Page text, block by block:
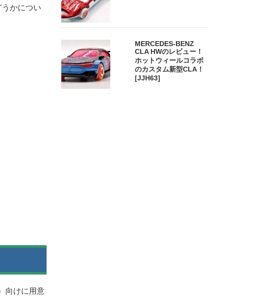
かについ
向けに用意
MERCEDES-BENZ
CLA HWのレビュー！
ホットウィールコラボ
のカスタム新型CLA！
[JJH63]